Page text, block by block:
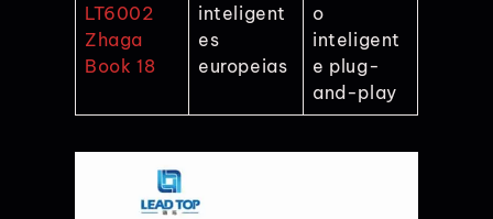
LT6002
Zhaga
Book 18
inteligent
es
europeias
o
inteligent
e plug-
and-play